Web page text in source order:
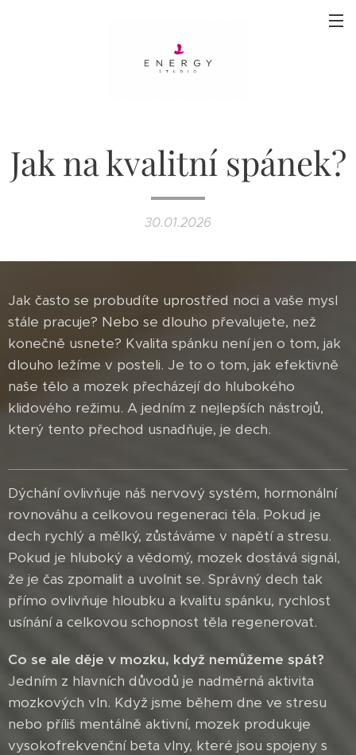
Jak na kvalitní spánek?
30.01.2026
Jak často se probudíte uprostřed noci a vaše mysl
stále pracuje? Nebo se dlouho převalujete, než
konečně usnete? Kvalita spánku není jen o tom, jak
dlouho ležíme v posteli. Je to o tom, jak efektivně
naše tělo a mozek přecházejí do hlubokého
klidového režimu. A jedním z nejlepších nástrojů,
který tento přechod usnadňuje, je dech.
Dýchání ovlivňuje náš nervový systém, hormonální
rovnováhu a celkovou regeneraci těla. Pokud je
dech rychlý a mělký, zůstáváme v napětí a stresu.
Pokud je hluboký a vědomý, mozek dostává signál,
že je čas zpomalit a uvolnit se. Správný dech tak
přímo ovlivňuje hloubku a kvalitu spánku, rychlost
usínání a celkovou schopnost těla regenerovat.
Co se ale děje v mozku, když nemůžeme spát?
Jedním z hlavních důvodů je nadměrná aktivita
mozkových vln. Když jsme během dne ve stresu
nebo příliš mentálně aktivní, mozek produkuje
vysokofrekvenční beta vlny, které jsou spojeny s